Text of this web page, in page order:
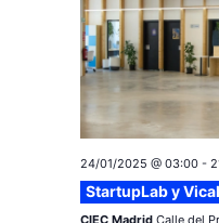
24/01/2025 @ 03:00-
StartupLab y